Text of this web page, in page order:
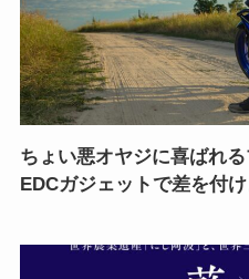
ちょい悪オヤジに喜ばれ
EDCガジェットで差を付け